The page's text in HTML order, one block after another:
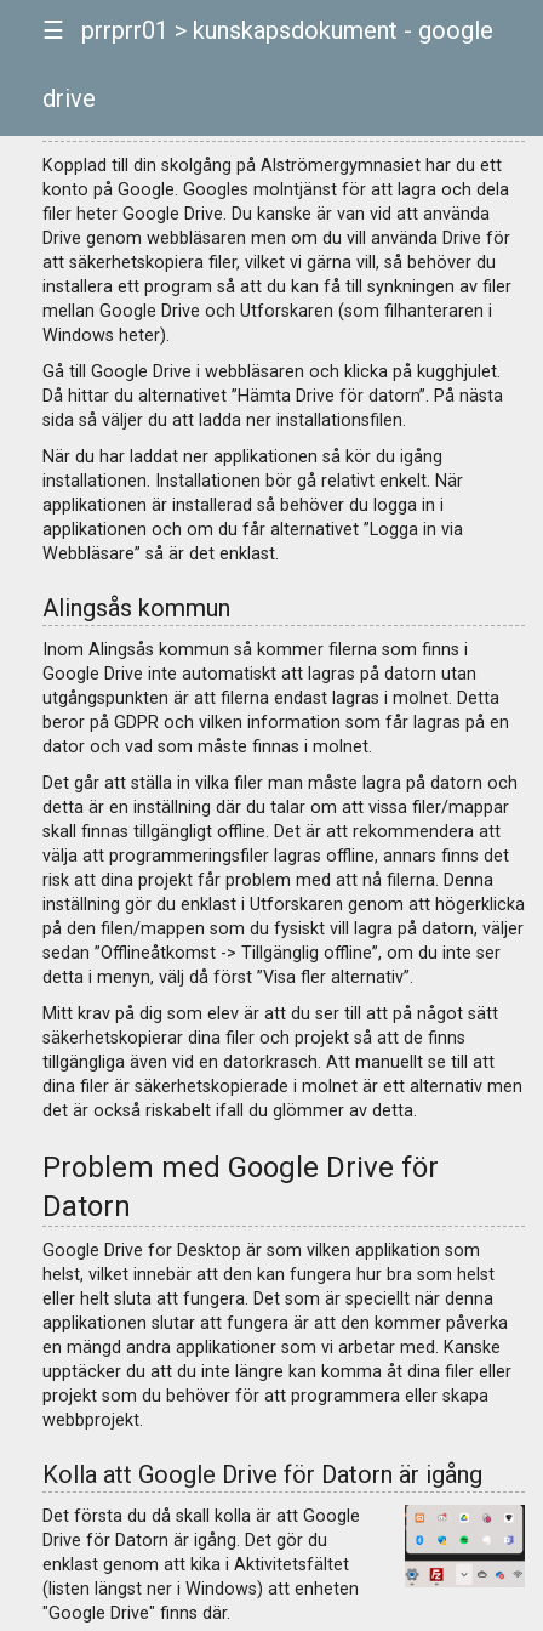
☰ prrprr01 > kunskapsdokument - google
drive
Kunskapsdokument - Google Drive
Kopplad till din skolgång på Alströmergymnasiet har du ett
konto på Google. Googles molntjänst för att lagra och dela
filer heter Google Drive. Du kanske är van vid att använda
Drive genom webbläsaren men om du vill använda Drive för
att säkerhetskopiera filer, vilket vi gärna vill, så behöver du
installera ett program så att du kan få till synkningen av filer
mellan Google Drive och Utforskaren (som filhanteraren i
Windows heter).
Gå till Google Drive i webbläsaren och klicka på kugghjulet.
Då hittar du alternativet
Hämta Drive för datorn . På nästa
sida så väljer du att ladda ner installationsfilen.
När du har laddat ner applikationen så kör du igång
installationen. Installationen bör gå relativt enkelt. När
applikationen är installerad så behöver du logga in i
applikationen och om du får alternativet
Logga in via
Webbläsare så är det enklast.
Alingsås kommun
Inom Alingsås kommun så kommer filerna som finns i
Google Drive inte automatiskt att lagras på datorn utan
utgångspunkten är att filerna endast lagras i molnet. Detta
beror på GDPR och vilken information som får lagras på en
dator och vad som måste finnas i molnet.
Det går att ställa in vilka filer man måste lagra på datorn och
detta är en inställning där du talar om att vissa filer/mappar
skall finnas tillgängligt offline. Det är att rekommendera att
välja att programmeringsfiler lagras offline, annars finns det
risk att dina projekt får problem med att nå filerna. Denna
inställning gör du enklast i Utforskaren genom att högerklicka
på den filen/mappen som du fysiskt vill lagra på datorn, väljer
sedan Offlineåtkomst -> Tillgänglig offline , om du inte ser
detta i menyn, välj då först Visa fler alternativ .
Mitt krav på dig som elev är att du ser till att på något sätt
säkerhetskopierar dina filer och projekt så att de finns
tillgängliga även vid en datorkrasch. Att manuellt se till att
dina filer är säkerhetskopierade i molnet är ett alternativ men
det är också riskabelt ifall du glömmer av detta.
Problem med Google Drive för
Datorn
Google Drive for Desktop är som vilken applikation som
helst, vilket innebär att den kan fungera hur bra som helst
eller helt sluta att fungera. Det som är speciellt när denna
applikationen slutar att fungera är att den kommer påverka
en mängd andra applikationer som vi arbetar med. Kanske
upptäcker du att du inte längre kan komma åt dina filer eller
projekt som du behöver för att programmera eller skapa
webbprojekt.
Kolla att Google Drive för Datorn är igång
Det första du då skall kolla är att Google
Drive för Datorn är igång. Det gör du
enklast genom att kika i Aktivitetsfältet
(listen längst ner i Windows) att enheten
"Google Drive" finns där.